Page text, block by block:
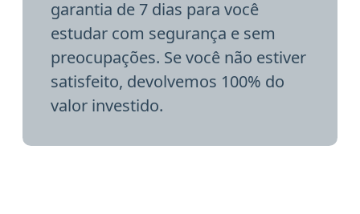
garantia de 7 dias para você
estudar com segurança e sem
preocupações. Se você não estiver
satisfeito, devolvemos 100% do
valor investido.